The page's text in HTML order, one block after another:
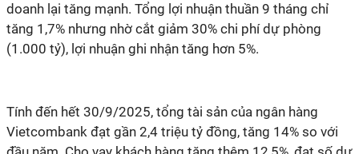
doanh lại tăng mạnh. Tổng lợi nhuận thuần 9 tháng chỉ
tăng 1,7% nhưng nhờ cắt giảm 30% chi phí dự phòng
(1.000 tỷ), lợi nhuận ghi nhận tăng hơn 5%.
Tính đến hết 30/9/2025, tổng tài sản của ngân hàng
Vietcombank đạt gần 2,4 triệu tỷ đồng, tăng 14% so với